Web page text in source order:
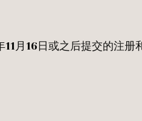
月16日或之后提交的注册